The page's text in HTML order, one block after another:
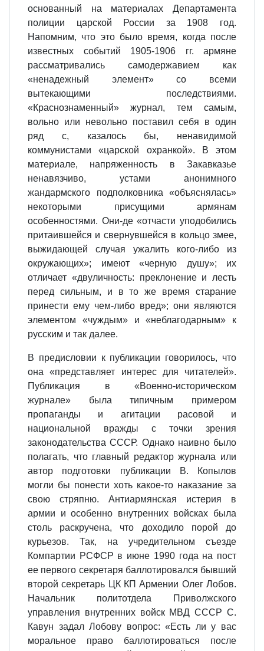
основанный на материалах Департамента
полиции царской России за 1908 год.
Напомним, что это было время, когда после
известных событий 1905-1906 гг. армяне
рассматривались самодержавием как
«ненадежный элемент» со всеми
вытекающими последствиями.
«Краснознаменный» журнал, тем самым,
вольно или невольно поставил себя в один
ряд с, казалось бы, ненавидимой
коммунистами «царской охранкой». В этом
материале, напряженность в Закавказье
ненавязчиво, устами анонимного
жандармского подполковника «объяснялась»
некоторыми присущими армянам
особенностями. Они-де «отчасти уподобились
притаившейся и свернувшейся в кольцо змее,
выжидающей случая ужалить кого-либо из
окружающих»; имеют «черную душу»; их
отличает «двуличность: преклонение и лесть
перед сильным, и в то же время старание
принести ему чем-либо вред»; они являются
элементом «чуждым» и «неблагодарным» к
русским и так далее.
В предисловии к публикации говорилось, что
она «представляет интерес для читателей».
Публикация в «Военно-историческом
журнале» была типичным примером
пропаганды и агитации расовой и
национальной вражды с точки зрения
законодательства СССР. Однако наивно было
полагать, что главный редактор журнала или
автор подготовки публикации В. Копылов
могли бы понести хоть какое-то наказание за
свою стряпню. Антиармянская истерия в
армии и особенно внутренних войсках была
столь раскручена, что доходило порой до
курьезов. Так, на учредительном съезде
Компартии РСФСР в июне 1990 года на пост
ее первого секретаря баллотировался бывший
второй секретарь ЦК КП Армении Олег Лобов.
Начальник политотдела Приволжского
управления внутренних войск МВД СССР С.
Кавун задал Лобову вопрос: «Есть ли у вас
моральное право баллотироваться после